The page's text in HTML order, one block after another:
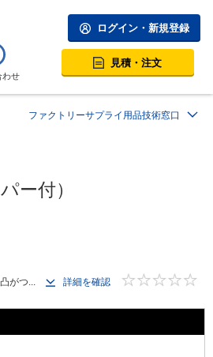
ログイン・新規登録
わせ
見積・注文
ファクトリーサプライ用品技術窓口
ー付）
がつ... 詳細を確認